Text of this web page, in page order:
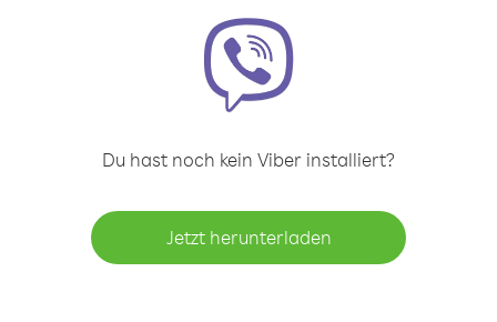
Du hast noch kein Viber installiert?
Jetzt herunterladen